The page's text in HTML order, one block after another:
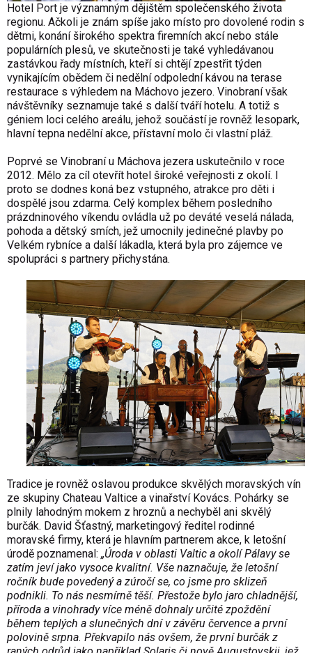
Hotel Port je významným dějištěm společenského života
regionu. Ačkoli je znám spíše jako místo pro dovolené rodin s
dětmi, konání širokého spektra firemních akcí nebo stále
populárních plesů, ve skutečnosti je také vyhledávanou
zastávkou řady místních, kteří si chtějí zpestřit týden
vynikajícím obědem či nedělní odpolední kávou na terase
restaurace s výhledem na Máchovo jezero. Vinobraní však
návštěvníky seznamuje také s další tváří hotelu. A totiž s
géniem loci celého areálu, jehož součástí je rovněž lesopark,
hlavní tepna nedělní akce, přístavní molo či vlastní pláž.
Poprvé se Vinobraní u Máchova jezera uskutečnilo v roce
2012. Mělo za cíl otevřít hotel široké veřejnosti z okolí. I
proto se dodnes koná bez vstupného, atrakce pro děti i
dospělé jsou zdarma. Celý komplex během posledního
prázdninového víkendu ovládla už po deváté veselá nálada,
pohoda a dětský smích, jež umocnily jedinečné plavby po
Velkém rybníce a další lákadla, která byla pro zájemce ve
spolupráci s partnery přichystána.
Tradice je rovněž oslavou produkce skvělých moravských vín
ze skupiny Chateau Valtice a vinařství Kovács. Pohárky se
plnily lahodným mokem z hroznů a nechyběl ani skvělý
burčák. David Šťastný, marketingový ředitel rodinné
moravské firmy, která je hlavním partnerem akce, k letošní
úrodě poznamenal: „Úroda v oblasti Valtic a okolí Pálavy se
zatím jeví jako vysoce kvalitní. Vše naznačuje, že letošní
ročník bude povedený a zúročí se, co jsme pro sklizeň
podnikli. To nás nesmírně těší. Přestože bylo jaro chladnější,
příroda a vinohrady více méně dohnaly určité zpoždění
během teplých a slunečných dní v závěru července a první
polovině srpna. Překvapilo nás ovšem, že první burčák z